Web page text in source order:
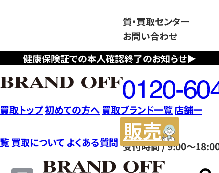
健康保険証での本人確認終了のお知らせ▶
質・買取センター
お問い合わせ
フ
リ
ー
ダ
イ
ヤ
ル
0120604117
受付時間 / 9:00～
買取トップ初めての方へ 買取ブランド一覧店舗一
覧 買取について よくある質問
サ